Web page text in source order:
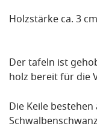
Holzstärke ca. 3
Der tafeln ist
holz bereit für die
Die Keile